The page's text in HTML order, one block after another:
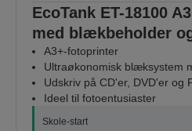
EcoTank ET-18100
med blækbeholder
A3+-fotoprinter
Ultraøkonomisk blæksystem
Udskriv på CD'er, DVD'er og
Ideel til fotoentusiaster
Skole-start